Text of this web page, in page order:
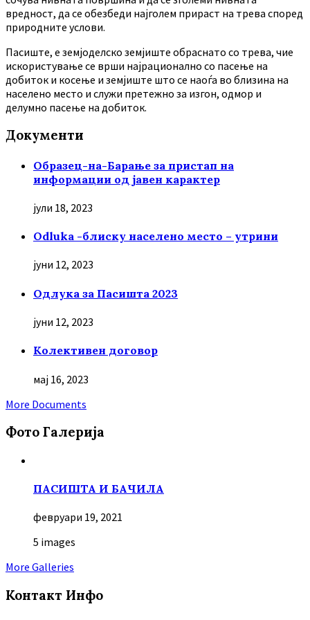
вредност, да се обезбеди најголем прираст на трева според
природните услови.
Пасиште, е земјоделско земјиште обраснато со трева, чие
искористување се врши најрационално со пасење на
добиток и косење и земјиште што се наоѓа во близина на
населено место и служи претежно за изгон, одмор и
делумно пасење на добиток.
Документи
Образец-на-Барање за пристап на
информации од јавен карактер
јули 18, 2023
Odluka -блиску населено место – утрини
јуни 12, 2023
Oдлука за Пасишта 2023
јуни 12, 2023
Колективен договор
мај 16, 2023
More Documents
Фото Галерија
ПАСИШТА И БАЧИЛА
февруари 19, 2021
5 images
More Galleries
Контакт Инфо